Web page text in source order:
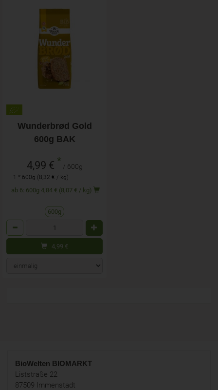
Wunderbrød Gold
600g BAK
4,99 € * / 600g
1 * 600g (8,32 € / kg)
ab 6: 600g 4,84 € (8,07 € / kg)
600g
4,99 €
BioWelten BIOMARKT
Liststraße 22
87509 Immenstadt